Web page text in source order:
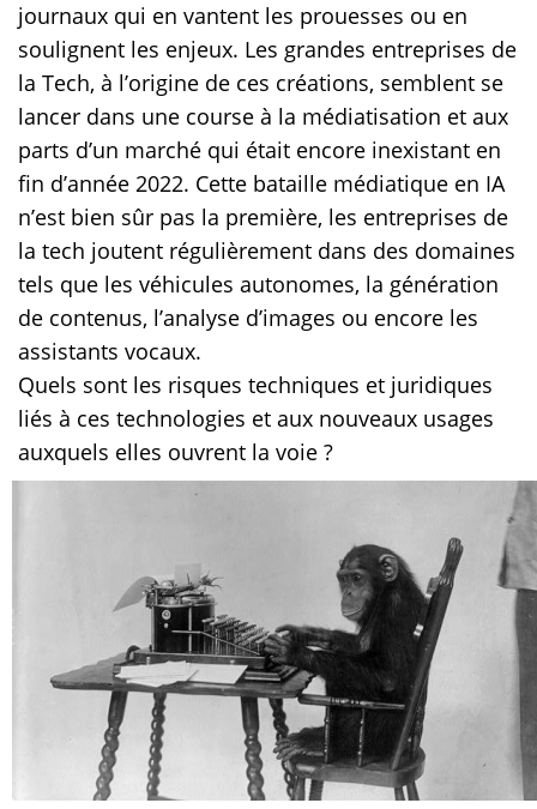
journaux qui en vantent les prouesses ou en
soulignent les enjeux. Les grandes entreprises de
la Tech, à l’origine de ces créations, semblent se
lancer dans une course à la médiatisation et aux
parts d’un marché qui était encore inexistant en
fin d’année 2022. Cette bataille médiatique en IA
n’est bien sûr pas la première, les entreprises de
la tech joutent régulièrement dans des domaines
tels que les véhicules autonomes, la génération
de contenus, l’analyse d’images ou encore les
assistants vocaux.
Quels sont les risques techniques et juridiques
liés à ces technologies et aux nouveaux usages
auxquels elles ouvrent la voie ?